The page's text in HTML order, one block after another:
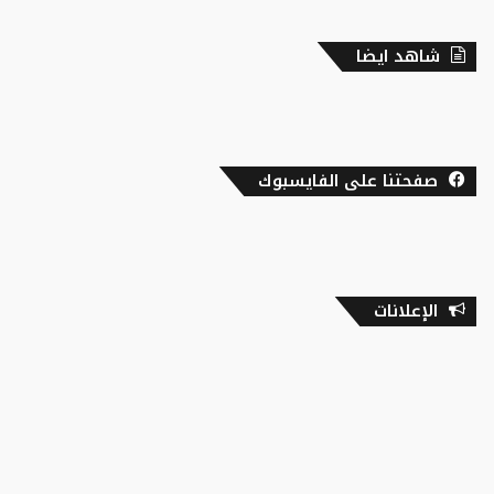
شاهد ايضا
صفحتنا على الفايسبوك
الإعلانات